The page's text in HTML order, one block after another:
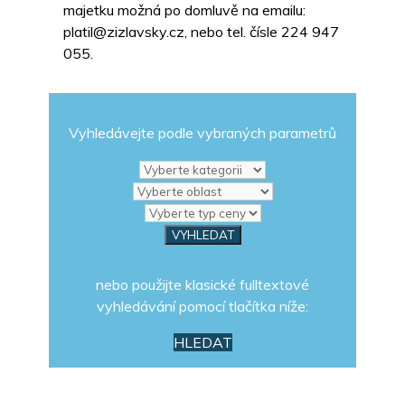
majetku možná po domluvě na emailu:
platil@zizlavsky.cz, nebo tel. čísle 224 947
055.
Vyhledávejte podle vybraných parametrů
nebo použijte klasické fulltextové
vyhledávání pomocí tlačítka níže:
HLEDAT